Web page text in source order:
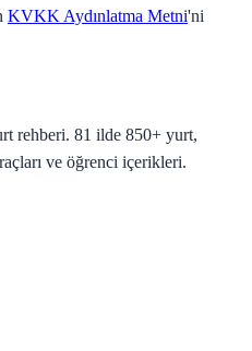
KVKK Aydınlatma Metni'ni
rehberi. 81 ilde 850+ yurt,
ve öğrenci içerikleri.